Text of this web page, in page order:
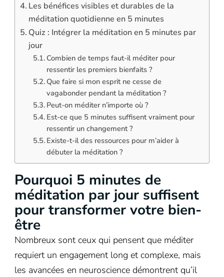
Les bénéfices visibles et durables de la
méditation quotidienne en 5 minutes
Quiz : Intégrer la méditation en 5 minutes par
jour
Combien de temps faut-il méditer pour
ressentir les premiers bienfaits ?
Que faire si mon esprit ne cesse de
vagabonder pendant la méditation ?
Peut-on méditer n’importe où ?
Est-ce que 5 minutes suffisent vraiment pour
ressentir un changement ?
Existe-t-il des ressources pour m’aider à
débuter la méditation ?
Pourquoi 5 minutes de
méditation par jour suffisent
pour transformer votre bien-
être
Nombreux sont ceux qui pensent que méditer
requiert un engagement long et complexe, mais
les avancées en neuroscience démontrent qu’il